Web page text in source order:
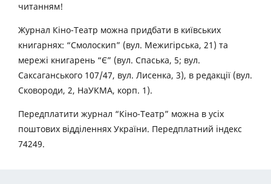
читанням!
Журнал Кіно-Театр можна придбати в київських
книгарнях: “Смолоскип” (вул. Межигірська, 21) та
мережі книгарень “Є” (вул. Спаська, 5; вул.
Саксаганського 107/47, вул. Лисенка, 3), в редакції (вул.
Сковороди, 2, НаУКМА, корп. 1).
Передплатити журнал “Кіно-Театр” можна в усіх
поштових відділеннях України. Передплатний індекс
74249.